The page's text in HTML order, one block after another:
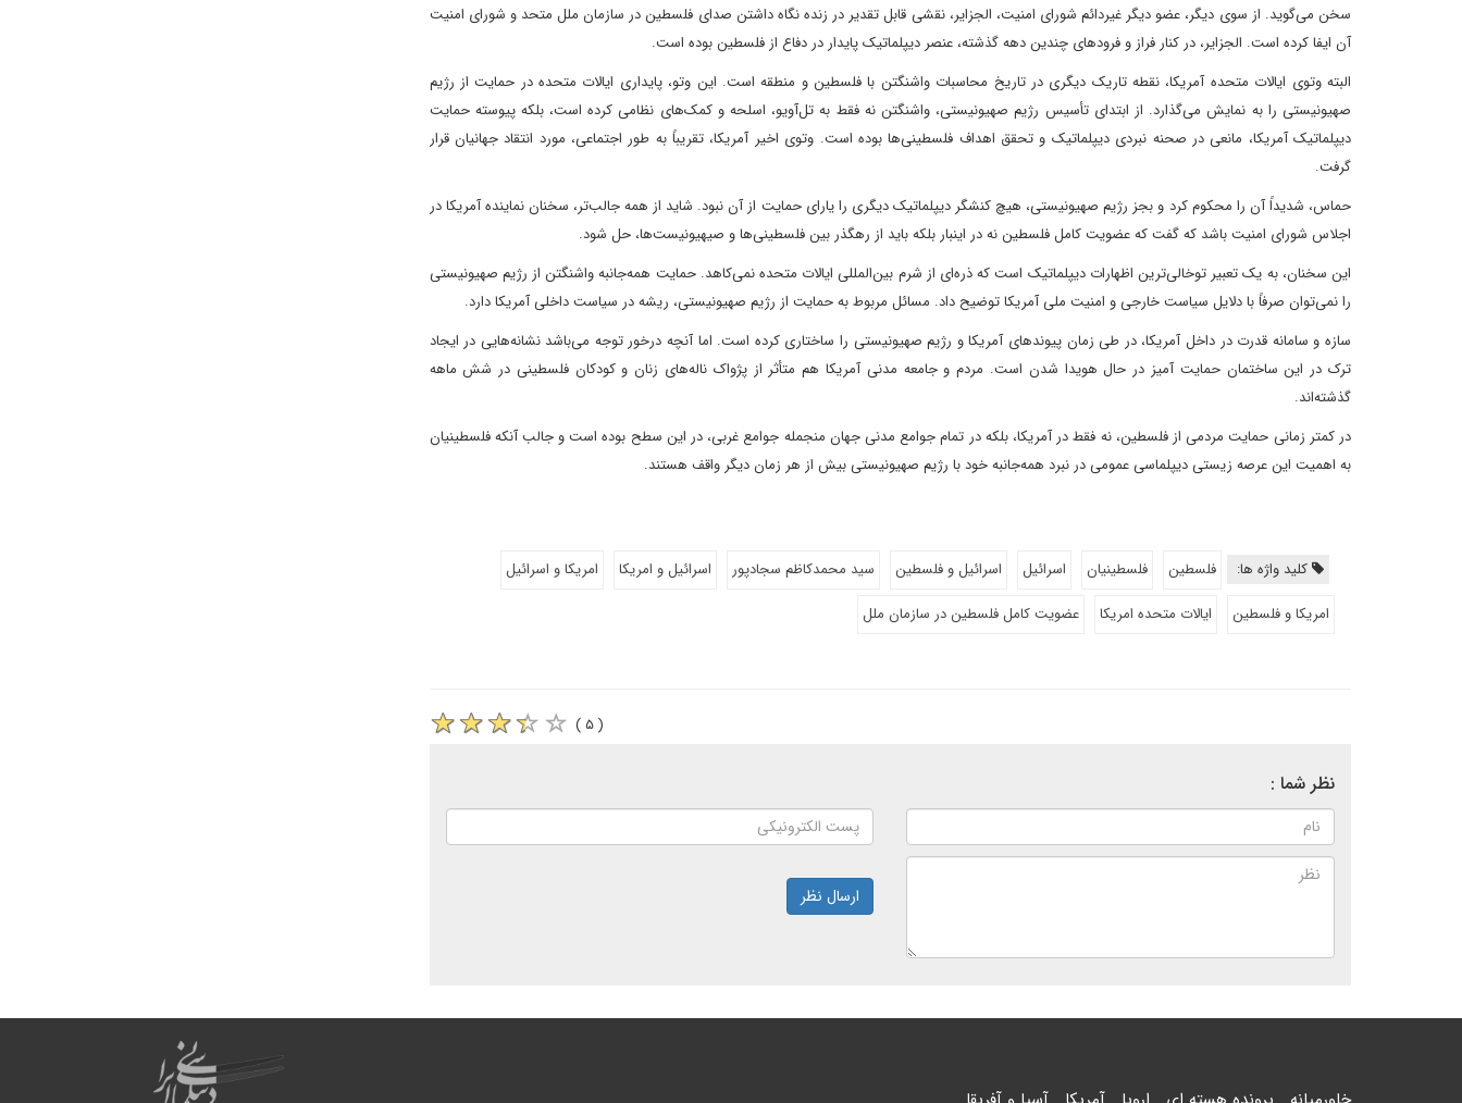
سخن می‌گوید. از سوی دیگر، عضو دیگر غیردائم شورای امنیت، الجزایر، نقشی قابل تقدیر در زنده نگاه داشتن صدای فلسطین در سازمان ملل متحد و شورای امنیت
آن ایفا کرده است. الجزایر، در کنار فراز و فرودهای چندین دهه گذشته، عنصر دیپلماتیک پایدار در دفاع از فلسطین بوده است.
البته وتوی ایالات متحده آمریکا، نقطه تاریک دیگری در تاریخ محاسبات واشنگتن با فلسطین و منطقه است. این وتو، پایداری ایالات متحده در حمایت از رژیم
صهیونیستی را به نمایش می‌گذارد. از ابتدای تأسیس رژیم صهیونیستی، واشنگتن نه فقط به تل‌آویو، اسلحه و کمک‌های نظامی کرده است، بلکه پیوسته حمایت
دیپلماتیک آمریکا، مانعی در صحنه نبردی دیپلماتیک و تحقق اهداف فلسطینی‌ها بوده است. وتوی اخیر آمریکا، تقریباً به طور اجتماعی، مورد انتقاد جهانیان قرار
گرفت.
حماس، شدیداً آن را محکوم کرد و بجز رژیم صهیونیستی، هیچ کنشگر دیپلماتیک دیگری را یارای حمایت از آن نبود. شاید از همه جالب‌تر، سخنان نماینده آمریکا در
اجلاس شورای امنیت باشد که گفت که عضویت کامل فلسطین نه در اینبار بلکه باید از رهگذر بین فلسطینی‌ها و صیهیونیست‌ها، حل شود.
این سخنان، به یک تعبیر توخالی‌ترین اظهارات دیپلماتیک است که ذره‌ای از شرم بین‌المللی ایالات متحده نمی‌کاهد. حمایت همه‌جانبه واشنگتن از رژیم صهیونیستی
را نمی‌توان صرفاً با دلایل سیاست خارجی و امنیت ملی آمریکا توضیح داد. مسائل مربوط به حمایت از رژیم صهیونیستی، ریشه در سیاست داخلی آمریکا دارد.
سازه و سامانه قدرت در داخل آمریکا، در طی زمان پیوندهای آمریکا و رژیم صهیونیستی را ساختاری کرده است. اما آنچه درخور توجه می‌باشد نشانه‌هایی در ایجاد
ترک در این ساختمان حمایت آمیز در حال هویدا شدن است. مردم و جامعه مدنی آمریکا هم متأثر از پژواک ناله‌های زنان و کودکان فلسطینی در شش ماهه
گذشته‌اند.
در کمتر زمانی حمایت مردمی از فلسطین، نه فقط در آمریکا، بلکه در تمام جوامع مدنی جهان منجمله جوامع غربی، در این سطح بوده است و جالب آنکه فلسطینیان
به اهمیت این عرصه زیستی دیپلماسی عمومی در نبرد همه‌جانبه خود با رژیم صهیونیستی بیش از هر زمان دیگر واقف هستند.
کلید واژه ها: فلسطین فلسطینیان اسرائیل اسرائیل و فلسطین سید محمدکاظم سجادپور اسرائیل و امریکا
امریکا و اسرائیل
امریکا و فلسطین
ایالات متحده امریکا عضویت کامل فلسطین در سازمان ملل
( ۵ )
نظر شما :
ارسال نظر